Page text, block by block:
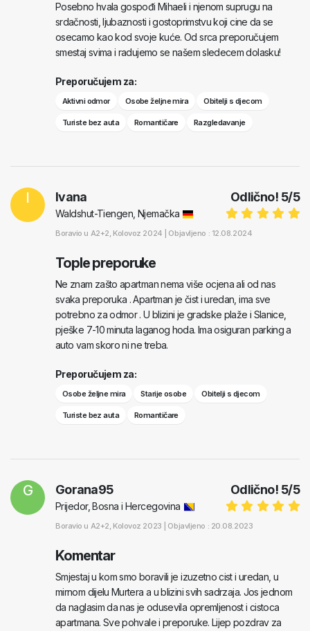
Posebno hvala gospođi Mihaeli i njenom suprugu na
srdačnosti, ljubaznosti i gostoprimstvu koji cine da se
osecamo kao kod svoje kuće. Od srca preporučujem
smestaj svima i radujemo se našem sledecem dolasku!
Preporučujem za:
Aktivni odmor Osobe željne mira Obitelji s djecom
Turiste bez auta Romantičare Razgledavanje
I Odlično! 5/5
Ivana
Waldshut-Tiengen, Njemačka
Boravio u A2+2, Kolovoz 2024 | Objavljeno : 12.08.2024
Tople preporuke
Ne znam zašto apartman nema više ocjena ali od nas
svaka preporuka . Apartman je čist i uredan, ima sve
potrebno za odmor . U blizini je gradske plaže i Slanice,
pješke 7-10 minuta laganog hoda. Ima osiguran parking a
auto vam skoro ni ne treba.
Preporučujem za:
Osobe željne mira Starije osobe Obitelji s djecom
Turiste bez auta Romantičare
G Odlično! 5/5
Gorana95
Prijedor, Bosna i Hercegovina
Boravio u A2+2, Kolovoz 2023 | Objavljeno : 20.08.2023
Komentar
Smjestaj u kom smo boravili je izuzetno cist i uredan, u
mirnom dijelu Murtera a u blizini svih sadrzaja. Jos jednom
da naglasim da nas je odusevila opremljenost i cistoca
apartmana. Sve pohvale i preporuke. Lijep pozdrav za